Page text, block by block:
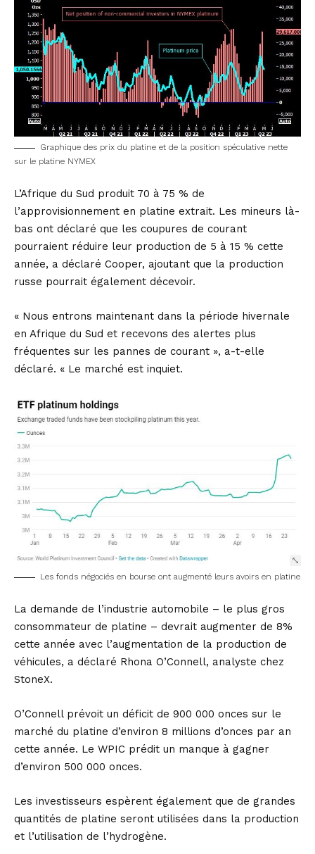
Graphique des prix du platine et de la position spéculative nette
sur le platine NYMEX
L’Afrique du Sud produit 70 à 75 % de
l’approvisionnement en platine extrait. Les mineurs là-
bas ont déclaré que les coupures de courant
pourraient réduire leur production de 5 à 15 % cette
année, a déclaré Cooper, ajoutant que la production
russe pourrait également décevoir.
« Nous entrons maintenant dans la période hivernale
en Afrique du Sud et recevons des alertes plus
fréquentes sur les pannes de courant », a-t-elle
déclaré. « Le marché est inquiet.
Les fonds négociés en bourse ont augmenté leurs avoirs en platine
La demande de l’industrie automobile – le plus gros
consommateur de platine – devrait augmenter de 8%
cette année avec l’augmentation de la production de
véhicules, a déclaré Rhona O’Connell, analyste chez
StoneX.
O’Connell prévoit un déficit de 900 000 onces sur le
marché du platine d’environ 8 millions d’onces par an
cette année. Le WPIC prédit un manque à gagner
d’environ 500 000 onces.
Les investisseurs espèrent également que de grandes
quantités de platine seront utilisées dans la production
et l’utilisation de l’hydrogène.